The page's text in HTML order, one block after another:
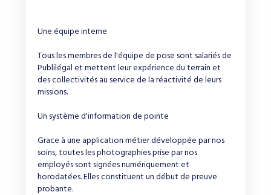
Une équipe interne
Tous les membres de l'équipe de pose sont salariés de
Publilégal et mettent leur expérience du terrain et
des collectivités au service de la réactivité de leurs
missions.
Un système d'information de pointe
Grace à une application métier développée par nos
soins, toutes les photographies prise par nos
employés sont signées numériquement et
horodatées. Elles constituent un début de preuve
probante.